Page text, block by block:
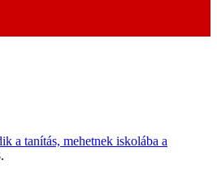
a tanítás, mehetnek iskolába a